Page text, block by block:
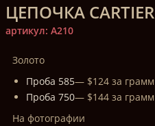
ЦЕПОЧКА CARTIER
артикул: A210
Золото
Проба 585— $124 за грамм
Проба 750— $144 за грамм
На фотографии